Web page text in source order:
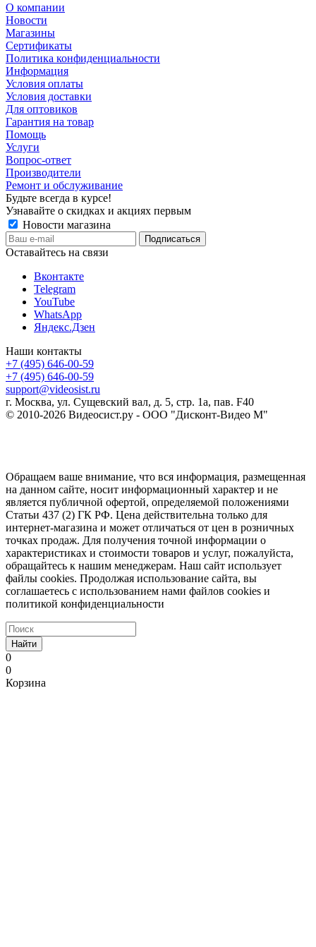
О компании
Новости
Магазины
Сертификаты
Политика конфиденциальности
Информация
Условия оплаты
Условия доставки
Для оптовиков
Гарантия на товар
Помощь
Услуги
Вопрос-ответ
Производители
Ремонт и обслуживание
Будьте всегда в курсе!
Узнавайте о скидках и акциях первым
Новости магазина
Оставайтесь на связи
Вконтакте
Telegram
YouTube
WhatsApp
Яндекс.Дзен
Наши контакты
+7 (495) 646-00-59
+7 (495) 646-00-59
support@videosist.ru
г. Москва, ул. Сущевский вал, д. 5, стр. 1а, пав. F40
© 2010-2026 Видеосист.ру - ООО "Дисконт-Видео М"
Обращаем ваше внимание, что вся информация, размещенная
на данном сайте, носит информационный характер и не
является публичной офертой, определяемой положениями
Статьи 437 (2) ГК РФ. Цена действительна только для
интернет-магазина и может отличаться от цен в розничных
точках продаж. Для получения точной информации о
характеристиках и стоимости товаров и услуг, пожалуйста,
обращайтесь к нашим менеджерам. Наш сайт использует
файлы cookies. Продолжая использование сайта, вы
соглашаетесь с использованием нами файлов cookies и
политикой конфиденциальности
Найти
0
0
Корзина